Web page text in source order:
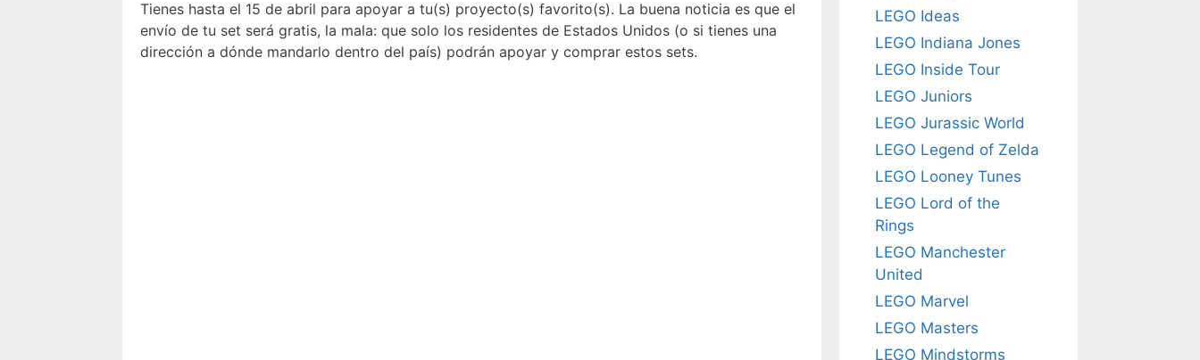
Tienes hasta el 15 de abril para apoyar a tu(s) proyecto(s) favorito(s). La buena noticia es que el
envío de tu set será gratis, la mala: que solo los residentes de Estados Unidos (o si tienes una
dirección a dónde mandarlo dentro del país) podrán apoyar y comprar estos sets.
LEGO Ideas
LEGO Indiana Jones
LEGO Inside Tour
LEGO Juniors
LEGO Jurassic World
LEGO Legend of Zelda
LEGO Looney Tunes
LEGO Lord of the
Rings
LEGO Manchester
United
LEGO Marvel
LEGO Masters
LEGO Mindstorms